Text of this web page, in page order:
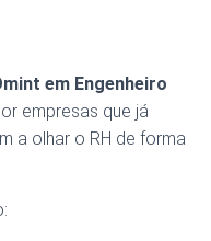
em Engenheiro
empresas que já
a olhar o RH de forma